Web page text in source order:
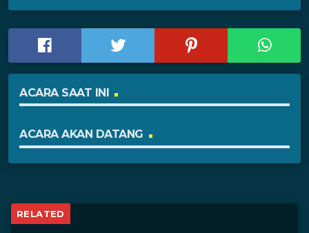
ACARA SAAT INI
ACARA AKAN DATANG
RELATED